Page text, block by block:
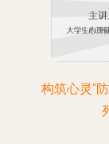
构筑心灵“